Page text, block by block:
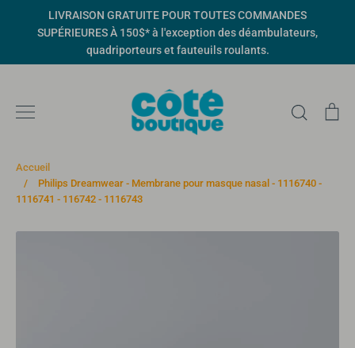
LIVRAISON GRATUITE POUR TOUTES COMMANDES
SUPÉRIEURES À 150$* à l'exception des déambulateurs,
quadriporteurs et fauteuils roulants.
Accueil
/
Philips Dreamwear - Membrane pour masque nasal - 1116740 -
1116741 - 116742 - 1116743